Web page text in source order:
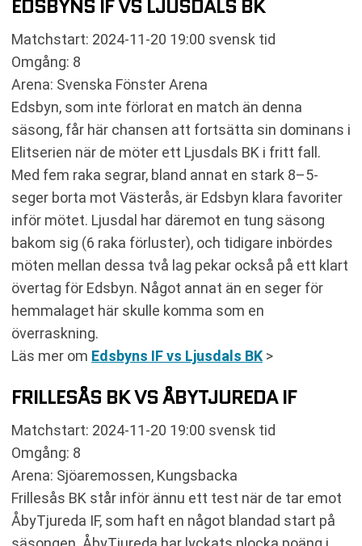
EDSBYNS IF VS LJUSDALS BK
Matchstart: 2024-11-20 19:00 svensk tid
Omgång: 8
Arena: Svenska Fönster Arena
Edsbyn, som inte förlorat en match än denna
säsong, får här chansen att fortsätta sin dominans i
Elitserien när de möter ett Ljusdals BK i fritt fall.
Med fem raka segrar, bland annat en stark 8–5-
seger borta mot Västerås, är Edsbyn klara favoriter
inför mötet. Ljusdal har däremot en tung säsong
bakom sig (6 raka förluster), och tidigare inbördes
möten mellan dessa två lag pekar också på ett klart
övertag för Edsbyn. Något annat än en seger för
hemmalaget här skulle komma som en
överraskning.
Läs mer om Edsbyns IF vs Ljusdals BK >
FRILLESÅS BK VS ÅBYTJUREDA IF
Matchstart: 2024-11-20 19:00 svensk tid
Omgång: 8
Arena: Sjöaremossen, Kungsbacka
Frillesås BK står inför ännu ett test när de tar emot
ÅbyTjureda IF, som haft en något blandad start på